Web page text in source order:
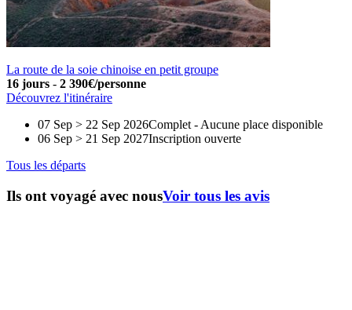
La route de la soie chinoise en petit groupe
16 jours - 2 390€/personne
Découvrez l'itinéraire
07 Sep > 22 Sep 2026Complet - Aucune place disponible
06 Sep > 21 Sep 2027Inscription ouverte
Tous les départs
Ils ont voyagé avec nousVoir tous les avis